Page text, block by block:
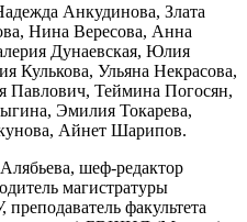
Анкудинова, Злата
Нина Вересова, Анна
Дунаевская, Юлия
Кулькова, Ульяна Некрасова,
Павлович, Теймина Погосян,
Эмилия Токарева,
Айнет Шарипов.
шеф-редактор
магистратуры
факультета